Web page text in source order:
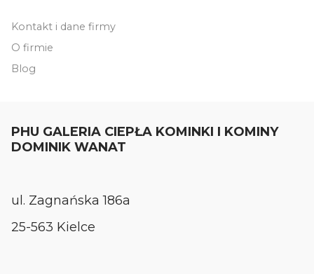
Kontakt i dane firmy
O firmie
Blog
PHU GALERIA CIEPŁA KOMINKI I KOMINY
DOMINIK WANAT
ul. Zagnańska 186a
25-563 Kielce